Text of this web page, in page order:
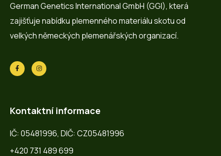
German Genetics International GmbH (GGI), která
zajišťuje nabídku plemenného materiálu skotu od
velkých německých plemenářských organizací.
Kontaktní informace
IČ: 05481996, DIČ: CZ05481996
+420 731 489 699